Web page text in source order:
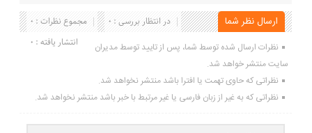
ارسال نظر شما مجموع نظرات : 0
در انتظار بررسی : 0
انتشار یافته : 0
نظرات ارسال شده توسط شما، پس از تایید توسط مدیران
سایت منتشر خواهد شد.
نظراتی که حاوی تهمت یا افترا باشد منتشر نخواهد شد.
نظراتی که به غیر از زبان فارسی یا غیر مرتبط با خبر باشد منتشر نخواهد شد.